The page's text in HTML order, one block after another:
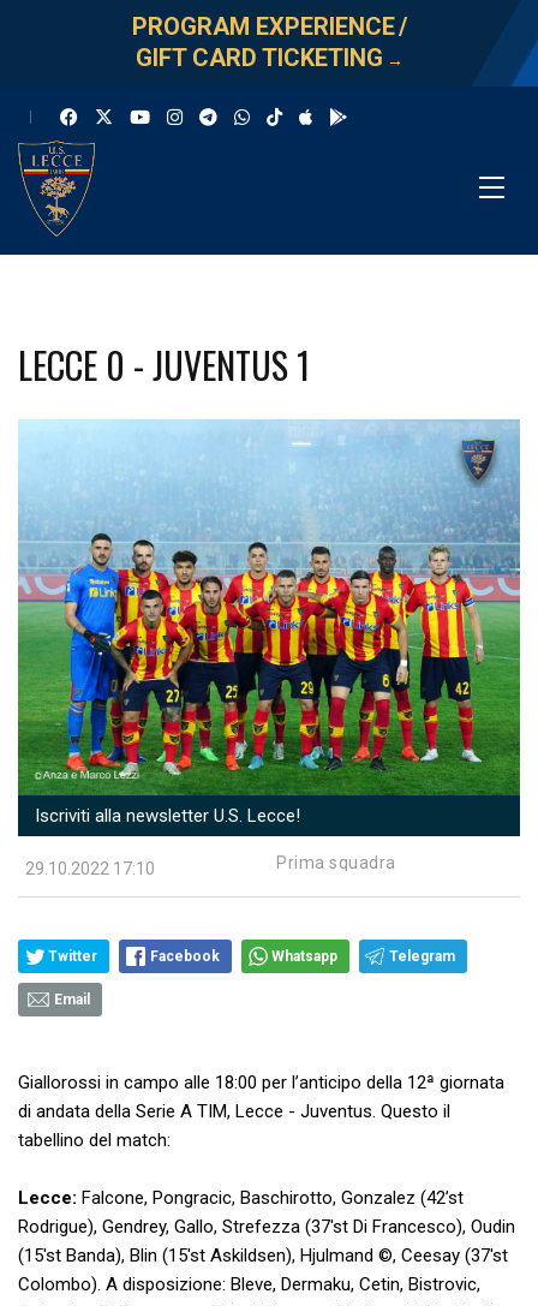
PROGRAM EXPERIENCE/
GIFT CARD TICKETING →
LECCE 0 - JUVENTUS 1
Iscriviti alla newsletter U.S. Lecce!
29.10.2022 17:10 Prima squadra
Twitter Facebook Whatsapp Telegram
Email
Giallorossi in campo alle 18:00 per l’anticipo della 12ª giornata
di andata della Serie A TIM, Lecce - Juventus. Questo il
tabellino del match:
Lecce: Falcone, Pongracic, Baschirotto, Gonzalez (42’st
Rodrigue), Gendrey, Gallo, Strefezza (37'st Di Francesco), Oudin
(15'st Banda), Blin (15'st Askildsen), Hjulmand ©, Ceesay (37'st
Colombo). A disposizione: Bleve, Dermaku, Cetin, Bistrovic,